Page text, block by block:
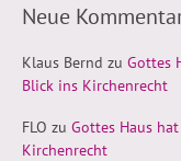
Neue
Klaus Bernd zu Gottes
Blick ins Kirchenrecht
FLO zu Gottes Haus
Kirchenrecht